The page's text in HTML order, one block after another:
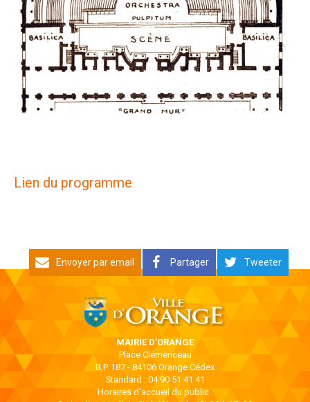
Lien du programme
Envoyer par email Partager Tweeter
MAIRIE D'ORANGE
Place Clémenceau
B.P. 187 - 84106 Orange Cédex
Standard : 04 90 51 41 41
Horaires d'accueil du public :